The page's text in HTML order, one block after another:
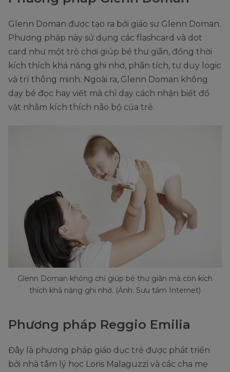
Glenn Doman được tạo ra bởi giáo sư Glenn Doman.
Phương pháp này sử dụng các flashcard và dot
card như một trò chơi giúp bé thư giãn, đồng thời
kích thích khả năng ghi nhớ, phân tích, tư duy logic
và trí thông minh. Ngoài ra, Glenn Doman không
dạy bé đọc hay viết mà chỉ dạy cách nhận biết đồ
vật nhằm kích thích não bộ của trẻ.
Glenn Doman không chỉ giúp bé thư giãn mà còn kích
thích khả năng ghi nhớ. (Ảnh: Sưu tầm Internet)
Phương pháp Reggio Emilia
Đây là phương pháp giáo dục trẻ được phát triển
bởi nhà tâm lý học Loris Malaguzzi và các cha mẹ